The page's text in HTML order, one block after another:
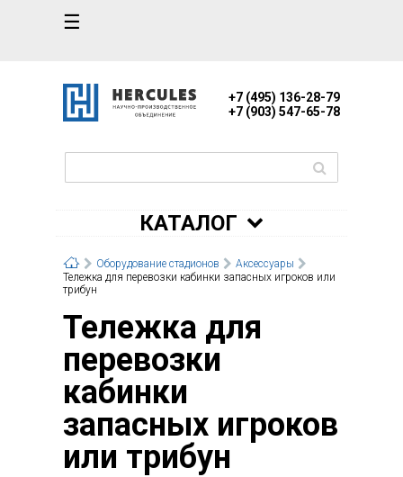
☰
+7 (495) 136-28-79
+7 (903) 547-65-78
КАТАЛОГ
Оборудование стадионов
Аксессуары
Тележка для перевозки кабинки запасных игроков или
трибун
Тележка для
перевозки
кабинки
запасных игроков
или трибун